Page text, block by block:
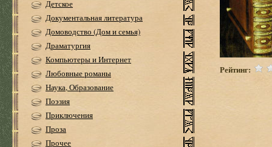
Детское
Документальная литература
Домоводство (Дом и семья)
Драматургия
Компьютеры и Интернет
Любовные романы
Наука, Образование
Поэзия
Приключения
Проза
Прочее
Рейтинг: